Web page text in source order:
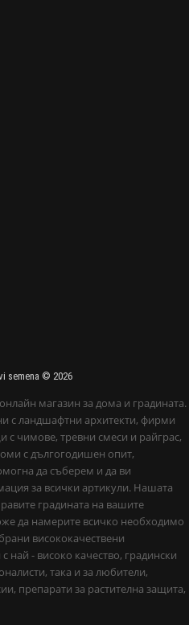
semena © 2026
магазин за дома и градината.
с ландшафтни архитекти, фирми
с чимове, тревни смеси и райграс,
с дългогодишен опит,
да съберем и да ви
за всички артикули. Нашата
градината на вашите
да намерите всичко необходимо
висококачествени
най - високо качество, градински
така и за любители,
препарати за растителна защита,